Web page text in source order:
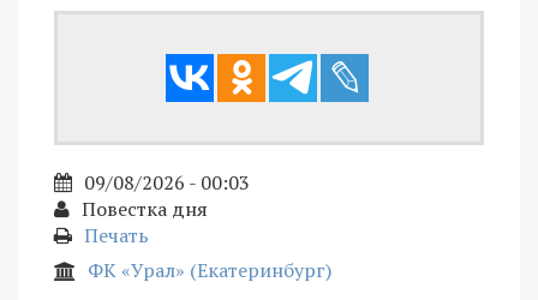
09/08/2026 - 00:03
Повестка дня
Печать
ФК «Урал» (Екатеринбург)